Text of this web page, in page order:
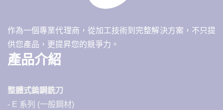
作為一個專業代理商，從加工技術到完整解決方案，不只提
供您產品，更提昇您的競爭力。
產品介紹
整體式鎢鋼銑刀
- E 系列 (一般鋼材)